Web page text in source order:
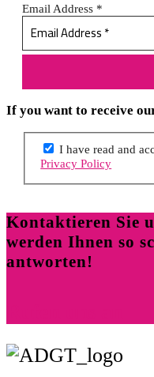
Email Address *
If you want to receive
I have read and
Privacy Policy
Kontaktieren Sie
werden Ihnen so
antworten!